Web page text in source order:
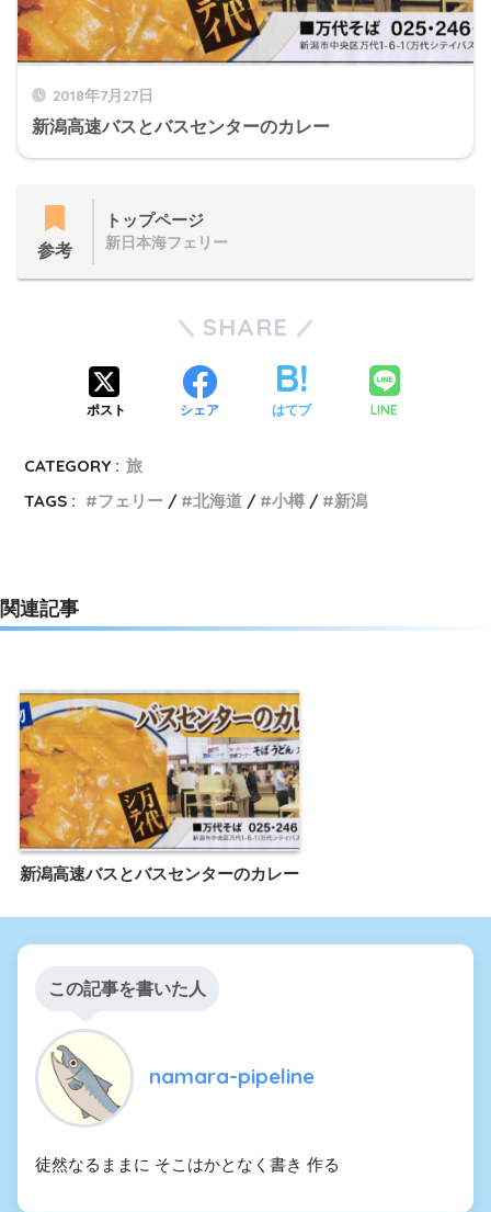
2018年7月27日
新潟高速バスとバスセンターのカレー
参考
トップページ
新日本海フェリー
SHARE
ポスト シェア はてブ LINE
CATEGORY : 旅
TAGS :
フェリー 北海道 小樽 新潟
関連記事
新潟高速バスとバスセンターのカレー
この記事を書いた人
namara-pipeline
徒然なるままに そこはかとなく書き 作る